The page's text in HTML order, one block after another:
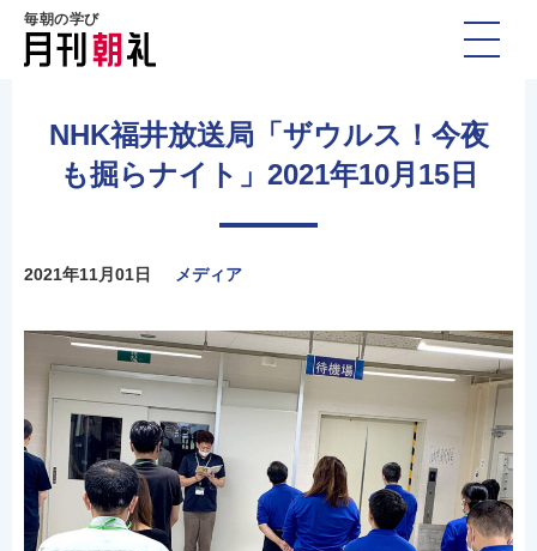
毎朝の学び
NHK福井放送局「ザウルス！今夜
も掘らナイト」2021年10月15日
2021年11月01日 メディア